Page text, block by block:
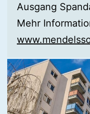
Ausgang
Mehr